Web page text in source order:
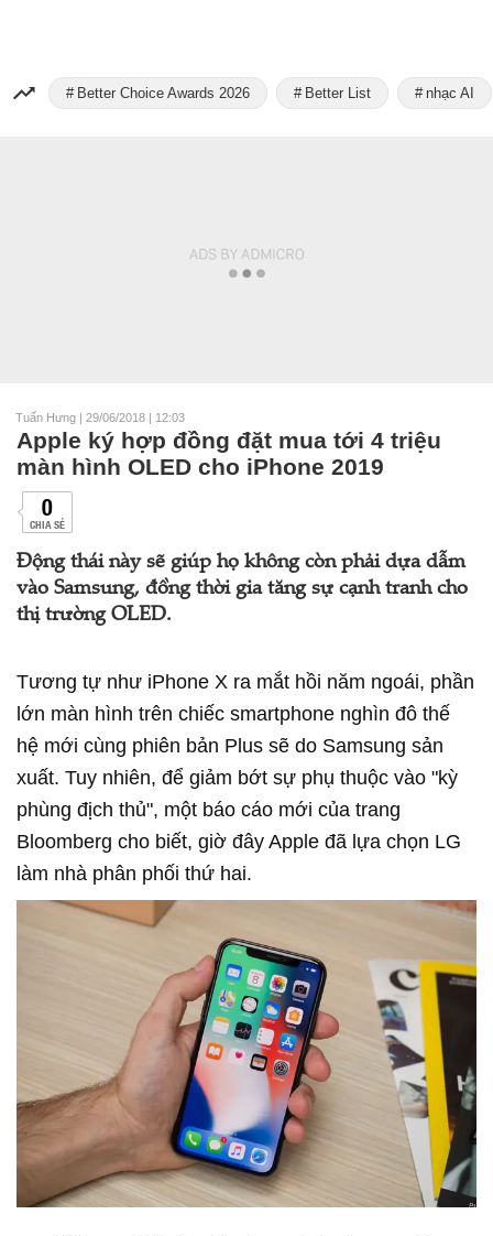
Better Choice Awards 2026 Better List nhạc AI
Tuấn Hưng | 29/06/2018 | 12:03
Apple ký hợp đồng đặt mua tới 4 triệu
màn hình OLED cho iPhone 2019
0
CHIA SẺ
Động thái này sẽ giúp họ không còn phải dựa dẫm
vào Samsung, đồng thời gia tăng sự cạnh tranh cho
thị trường OLED.
Tương tự như iPhone X ra mắt hồi năm ngoái, phần
lớn màn hình trên chiếc smartphone nghìn đô thế
hệ mới cùng phiên bản Plus sẽ do Samsung sản
xuất. Tuy nhiên, để giảm bớt sự phụ thuộc vào "kỳ
phùng địch thủ", một báo cáo mới của trang
Bloomberg cho biết, giờ đây Apple đã lựa chọn LG
làm nhà phân phối thứ hai.